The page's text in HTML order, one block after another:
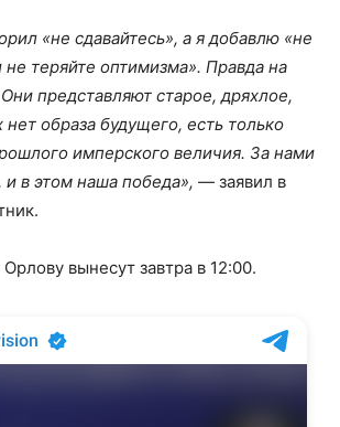
«не сдавайтесь», а я добавлю «не
не теряйте оптимизма». Правда на
представляют старое, дряхлое,
образа будущего, есть только
имперского величия. За нами
и в этом наша победа», — заявил в
вынесут завтра в 12:00.